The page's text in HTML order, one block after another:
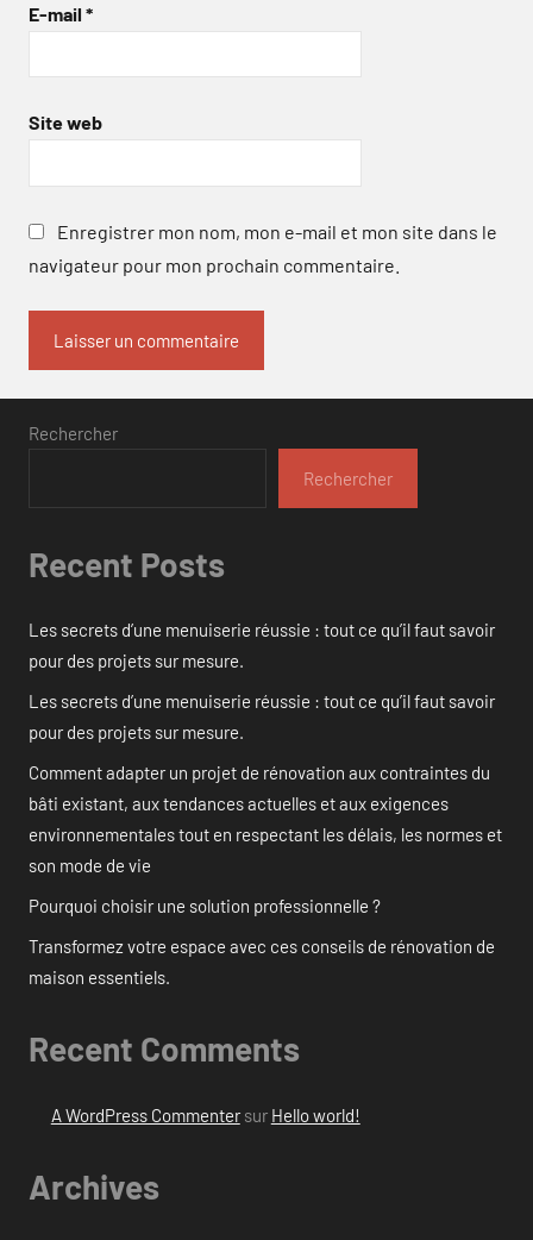
E-mail *
Site web
Enregistrer mon nom, mon e-mail et mon site dans le
navigateur pour mon prochain commentaire.
Rechercher
Rechercher
Recent Posts
Les secrets d’une menuiserie réussie : tout ce qu’il faut savoir
pour des projets sur mesure.
Les secrets d’une menuiserie réussie : tout ce qu’il faut savoir
pour des projets sur mesure.
Comment adapter un projet de rénovation aux contraintes du
bâti existant, aux tendances actuelles et aux exigences
environnementales tout en respectant les délais, les normes et
son mode de vie
Pourquoi choisir une solution professionnelle ?
Transformez votre espace avec ces conseils de rénovation de
maison essentiels.
Recent Comments
A WordPress Commentersur Hello world!
Archives